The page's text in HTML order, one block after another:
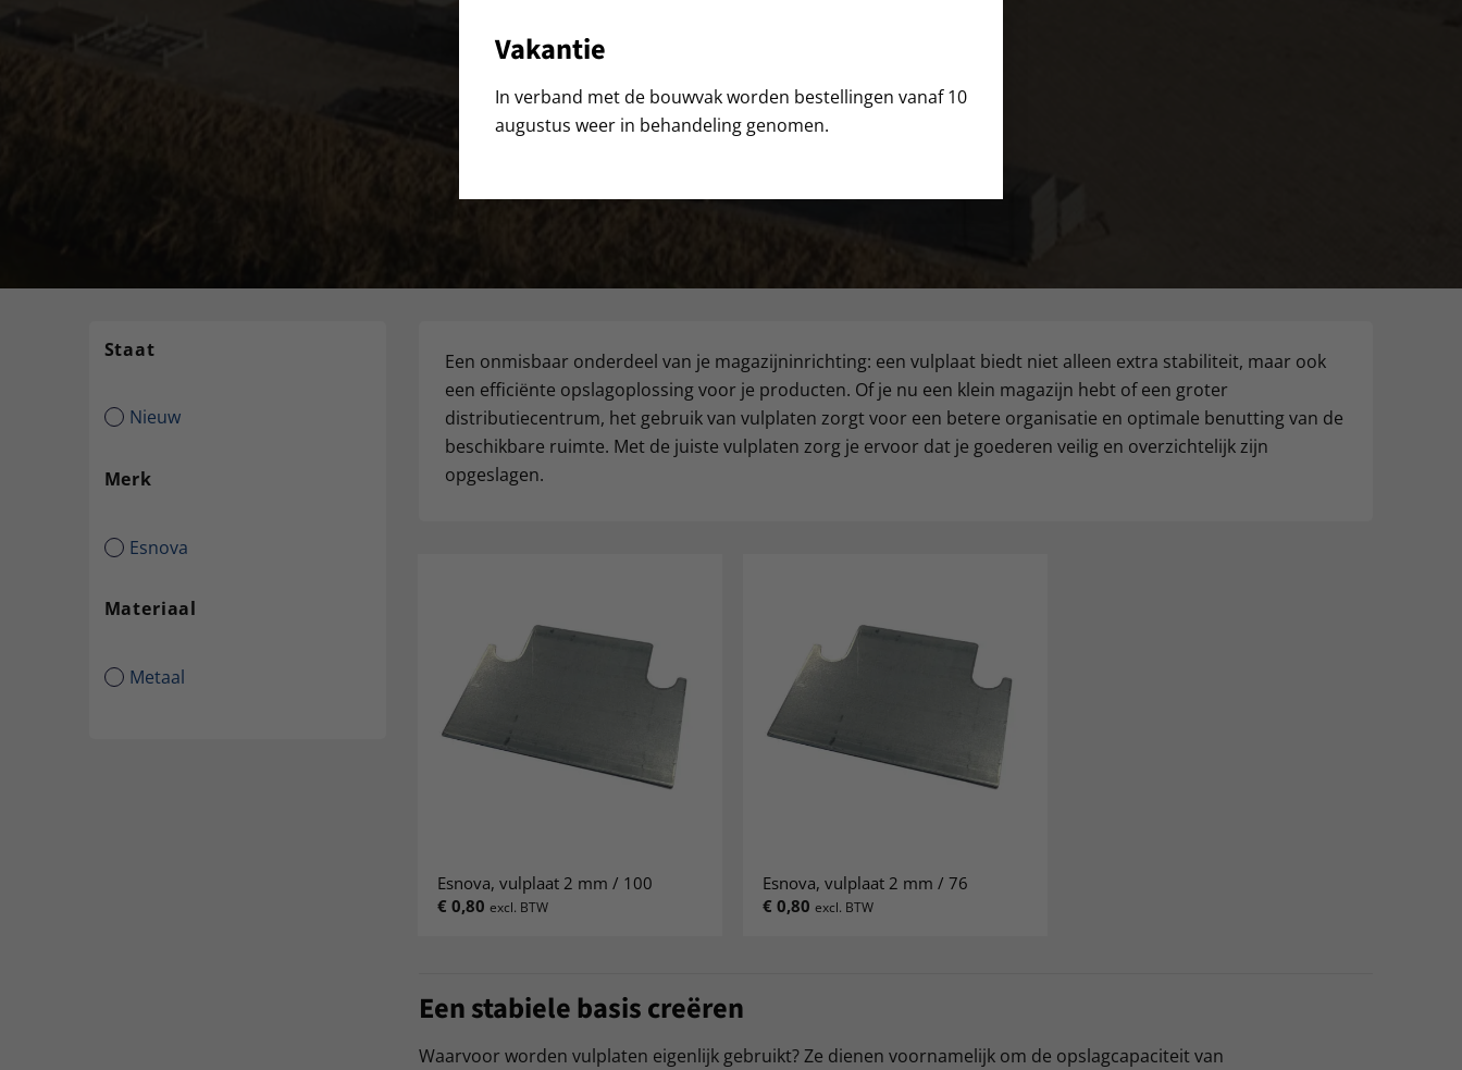
Vakantie
In verband met de bouwvak worden bestellingen vanaf 10
augustus weer in behandeling genomen.
Staat
Nieuw
Merk
Esnova
Materiaal
Metaal
Een onmisbaar onderdeel van je magazijninrichting: een vulplaat biedt niet alleen extra stabiliteit, maar ook
een efficiënte opslagoplossing voor je producten. Of je nu een klein magazijn hebt of een groter
distributiecentrum, het gebruik van vulplaten zorgt voor een betere organisatie en optimale benutting van de
beschikbare ruimte. Met de juiste vulplaten zorg je ervoor dat je goederen veilig en overzichtelijk zijn
opgeslagen.
Esnova, vulplaat 2 mm / 100
€ 0,80 excl. BTW
Esnova, vulplaat 2 mm / 76
€ 0,80 excl. BTW
Een stabiele basis creëren
Waarvoor worden vulplaten eigenlijk gebruikt? Ze dienen voornamelijk om de opslagcapaciteit van